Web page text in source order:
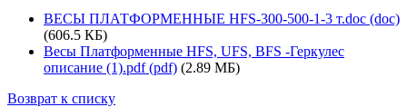
ВЕСЫ ПЛАТФОРМЕННЫЕ HFS-300-500-1-3 т.doc (doc)
(606.5 КБ)
Весы Платформенные HFS, UFS, BFS -Геркулес
описание (1).pdf (pdf) (2.89 МБ)
Возврат к списку